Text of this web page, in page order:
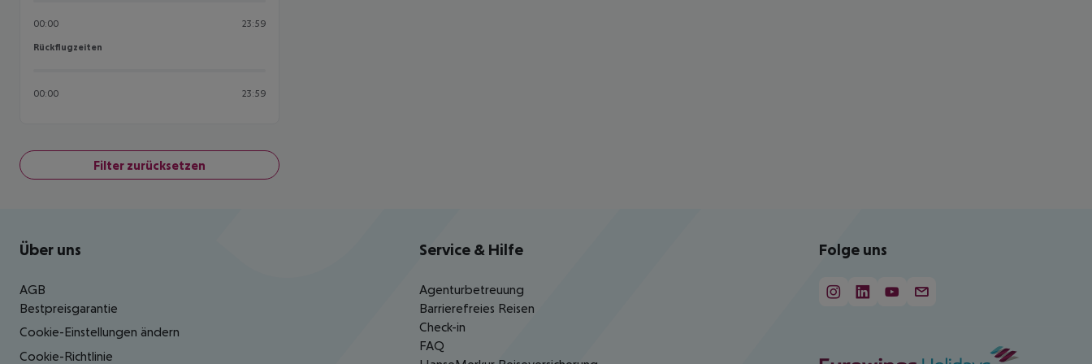
00:00 23:59
Rückflugzeiten
Rückflugzeiten
00:00 23:59
Filter zurücksetzen
Footer navigation
Über uns
AGB
Bestpreisgarantie
Cookie-Einstellungen ändern
Cookie-Richtlinie
Service & Hilfe
Agenturbetreuung
Barrierefreies Reisen
Check-in
FAQ
Folge uns